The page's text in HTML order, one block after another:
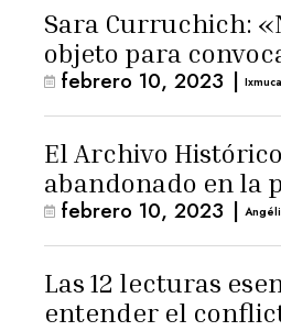
Sara Curruchich:
objeto para
febrero 10, 2023 |
El Archivo
abandonado en la
febrero 10, 2023 |
Las 12 lecturas
entender el